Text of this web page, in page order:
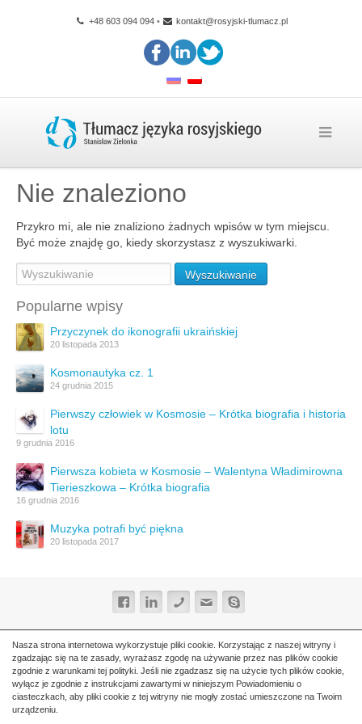
Nasza strona internetowa wykorzystuje pliki cookie. Korzystając z naszej witryny i
zgadzając się na te zasady, wyrażasz zgodę na używanie przez nas plików cookie
zgodnie z warunkami tej polityki. Jeśli nie zgadzasz się na użycie tych plików cookie,
wyłącz je zgodnie z instrukcjami zawartymi w niniejszym Powiadomieniu o
ciasteczkach, aby pliki cookie z tej witryny nie mogły zostać umieszczone na Twoim
urządzeniu.
+48 603 094 094• kontakt@rosyjski-tlumacz.pl
Nie znaleziono
Przykro mi, ale nie znaliziono żadnych wpisów w tym miejscu.
Być może znajdę go, kiedy skorzystasz z wyszukiwarki.
Popularne wpisy
Przyczynek do ikonografii ukraińskiej
20 listopada 2013
Kosmonautyka cz. 1
24 grudnia 2015
Pierwszy człowiek w Kosmosie – Krótka biografia i historia
lotu
9 grudnia 2016
Pierwsza kobieta w Kosmosie – Walentyna Władimirowna
Tierieszkowa – Krótka biografia
16 grudnia 2016
Muzyka potrafi być piękna
20 listopada 2017